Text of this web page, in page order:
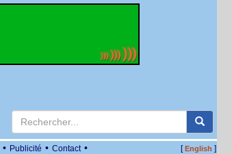
• Publicité • Contact • [English ]